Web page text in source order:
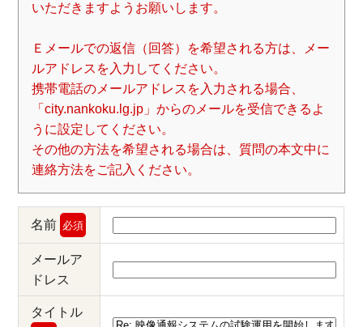
いただきますようお願いします。
Ｅメールでの返信（回答）を希望される方は、メー
ルアドレスを入力してください。
携帯電話のメールアドレスを入力される場合、
「city.nankoku.lg.jp」からのメールを受信できるよ
うに設定してください。
その他の方法を希望される場合は、質問の本文中に
連絡方法をご記入ください。
名前 必須
メールア
ドレス
タイトル